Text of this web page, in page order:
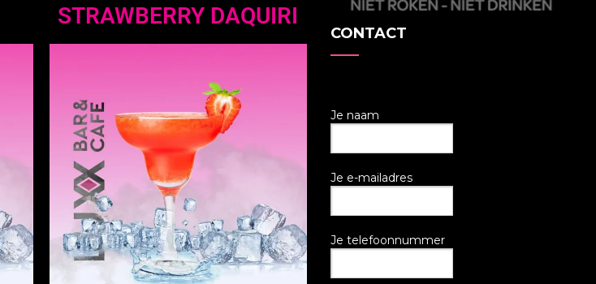
STRAWBERRY DAQUIRI
CONTACT
Je naam
Je e-mailadres
Je telefoonnummer